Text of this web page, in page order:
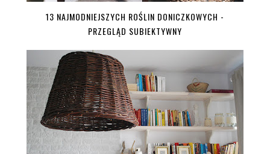
13 NAJMODNIEJSZYCH ROŚLIN DONICZKOWYCH -
PRZEGLĄD SUBIEKTYWNY